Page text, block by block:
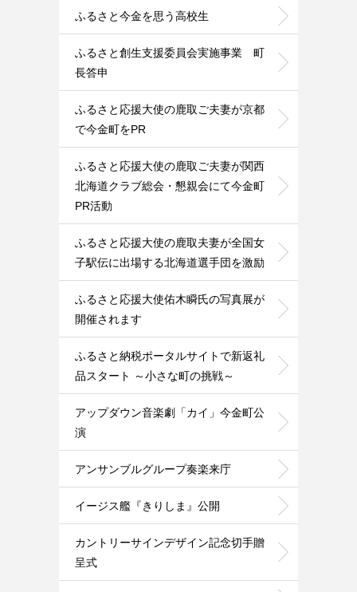
ふるさと今金を思う高校生
ふるさと創生支援委員会実施事業 町
長答申
ふるさと応援大使の鹿取ご夫妻が京都
で今金町をPR
ふるさと応援大使の鹿取ご夫妻が関西
北海道クラブ総会・懇親会にて今金町
PR活動
ふるさと応援大使の鹿取夫妻が全国女
子駅伝に出場する北海道選手団を激励
ふるさと応援大使佑木瞬氏の写真展が
開催されます
ふるさと納税ポータルサイトで新返礼
品スタート ～小さな町の挑戦～
アップダウン音楽劇「カイ」今金町公
演
アンサンブルグループ奏楽来庁
イージス艦『きりしま』公開
カントリーサインデザイン記念切手贈
呈式